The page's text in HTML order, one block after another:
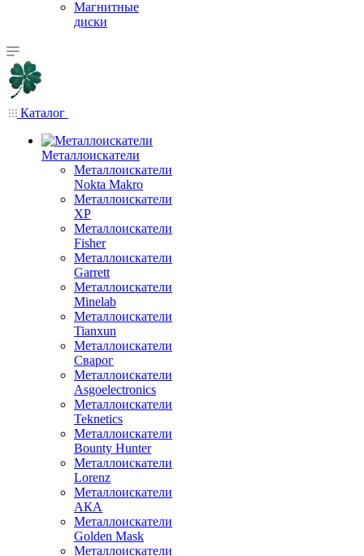
Магнитные
диски
Каталог
Металлоискатели
Металлоискатели
Nokta Makro
Металлоискатели
XP
Металлоискатели
Fisher
Металлоискатели
Garrett
Металлоискатели
Minelab
Металлоискатели
Tianxun
Металлоискатели
Сварог
Металлоискатели
Asgoelectronics
Металлоискатели
Teknetics
Металлоискатели
Bounty Hunter
Металлоискатели
Lorenz
Металлоискатели
АКА
Металлоискатели
Golden Mask
Металлоискатели